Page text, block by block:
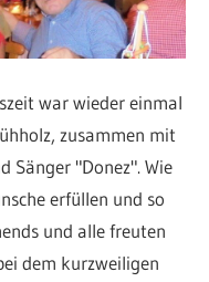
war wieder einmal
zusammen mit
Sänger "Donez". Wie
erfüllen und so
und alle freuten
dem kurzweiligen